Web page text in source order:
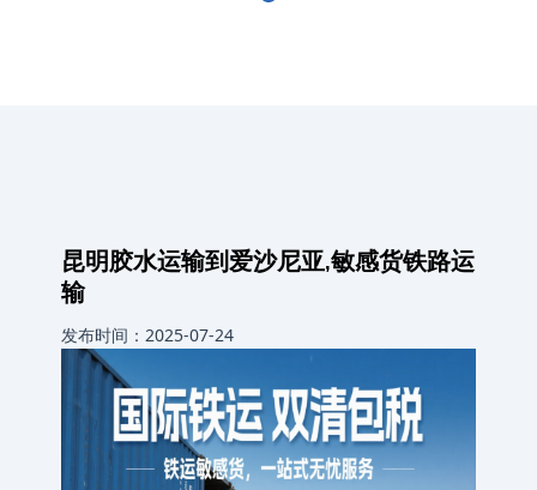
昆明胶水运输到爱沙尼亚,敏感货铁路运
输
发布时间：2025-07-24